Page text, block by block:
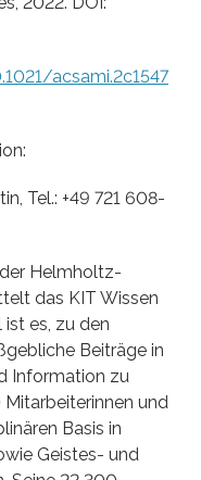
acsami.2c1547
Tel.: +49 721 608-
Helmholtz-
das KIT Wissen
es, zu den
Beiträge in
Information zu
und
Basis in
Geistes- und